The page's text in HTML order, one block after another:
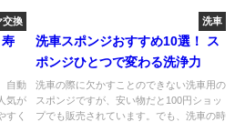
交換
自動
気が
すく
洗車
洗車スポンジおすすめ10選！ ス
ポンジひとつで変わる洗浄力
洗車の際に欠かすことのできない洗車用の
スポンジですが、安い物だと100円ショッ
プでも販売されています。でも、洗車の時